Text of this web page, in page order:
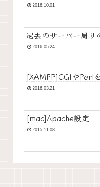
2016.10.01
過去のサーバー周り
2016.05.24
[XAMPP]CGIやPerl
2016.03.21
[mac]Apache設定
2015.11.08